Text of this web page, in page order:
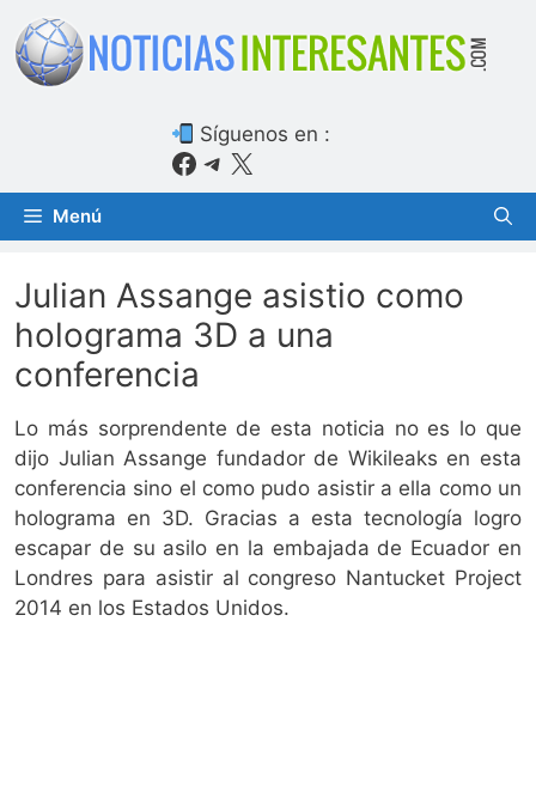
Saltar
contenido
Síguenos en :
Facebook
Telegram
X
Menú
Julian Assange asistio como
holograma 3D a una
conferencia
Lo más sorprendente de esta noticia no es lo que
dijo Julian Assange fundador de Wikileaks en esta
conferencia sino el como pudo asistir a ella como un
holograma en 3D. Gracias a esta tecnología logro
escapar de su asilo en la embajada de Ecuador en
Londres para asistir al congreso Nantucket Project
2014 en los Estados Unidos.